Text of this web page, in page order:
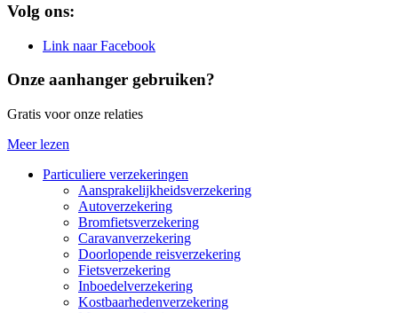
Volg ons:
Link naar Facebook
Onze aanhanger gebruiken?
Gratis voor onze relaties
Meer lezen
Particuliere verzekeringen
Aansprakelijkheidsverzekering
Autoverzekering
Bromfietsverzekering
Caravanverzekering
Doorlopende reisverzekering
Fietsverzekering
Inboedelverzekering
Kostbaarhedenverzekering